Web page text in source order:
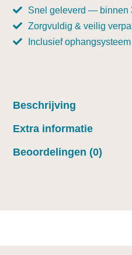
Snel geleverd — binnen
Zorgvuldig & veilig
Inclusief ophangsysteem
Beschrijving
Extra informatie
Beoordelingen (0)